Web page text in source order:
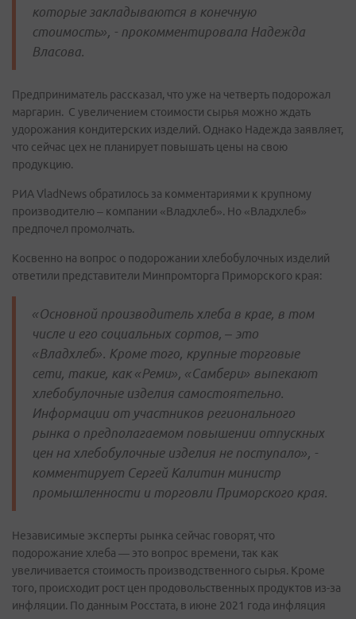
которые закладываются в конечную
стоимость», - прокомментировала Надежда
Власова.
Предприниматель рассказал, что уже на четверть подорожал
маргарин. С увеличением стоимости сырья можно ждать
удорожания кондитерских изделий. Однако Надежда заявляет,
что сейчас цех не планирует повышать цены на свою
продукцию.
РИА VladNews обратилось за комментариями к крупному
производителю – компании «Владхлеб». Но «Владхлеб»
предпочел промолчать.
Косвенно на вопрос о подорожании хлебобулочных изделий
ответили представители Минпромторга Приморского края:
«Основной производитель хлеба в крае, в том
числе и его социальных сортов, – это
«Владхлеб». Кроме того, крупные торговые
сети, такие, как «Реми», «Самбери» выпекают
хлебобулочные изделия самостоятельно.
Информации от участников регионального
рынка о предполагаемом повышении отпускных
цен на хлебобулочные изделия не поступало», -
комментирует Сергей Калитин министр
промышленности и торговли Приморского края.
Независимые эксперты рынка сейчас говорят, что
подорожание хлеба — это вопрос времени, так как
увеличивается стоимость производственного сырья. Кроме
того, происходит рост цен продовольственных продуктов из-за
инфляции. По данным Росстата, в июне 2021 года инфляция